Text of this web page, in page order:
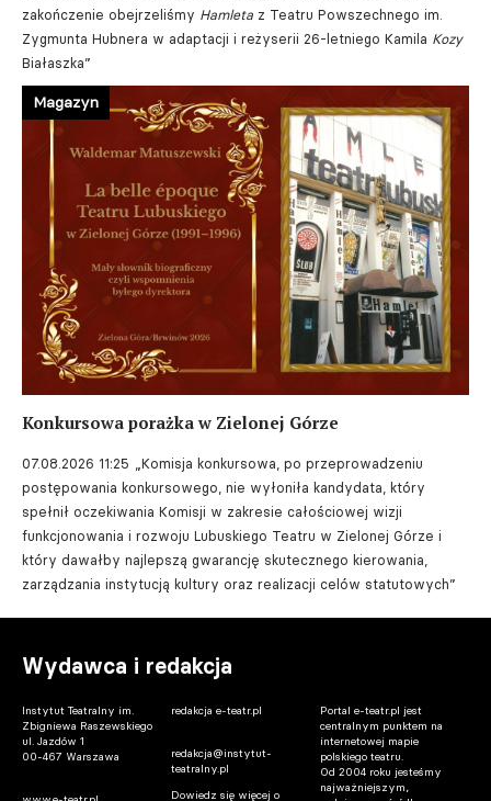
zakończenie obejrzeliśmy Hamleta z Teatru Powszechnego im.
Zygmunta Hubnera w adaptacji i reżyserii 26-letniego Kamila Kozy
Białaszka”
Konkursowa porażka w Zielonej Górze
07.08.2026 11:25 „Komisja konkursowa, po przeprowadzeniu
postępowania konkursowego, nie wyłoniła kandydata, który
spełnił oczekiwania Komisji w zakresie całościowej wizji
funkcjonowania i rozwoju Lubuskiego Teatru w Zielonej Górze i
który dawałby najlepszą gwarancję skutecznego kierowania,
zarządzania instytucją kultury oraz realizacji celów statutowych”
Magazyn
Wydawca i redakcja
Instytut Teatralny im.
Zbigniewa Raszewskiego
ul. Jazdów 1
00-467 Warszawa
redakcja e-teatr.pl
redakcja@instytut-
teatralny.pl
Dowiedz się więcej o
Portal e-teatr.pl jest
centralnym punktem na
internetowej mapie
polskiego teatru.
Od 2004 roku jesteśmy
najważniejszym,